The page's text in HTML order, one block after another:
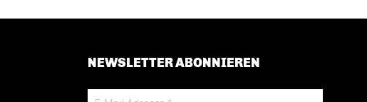
NEWSLETTER ABONNIEREN